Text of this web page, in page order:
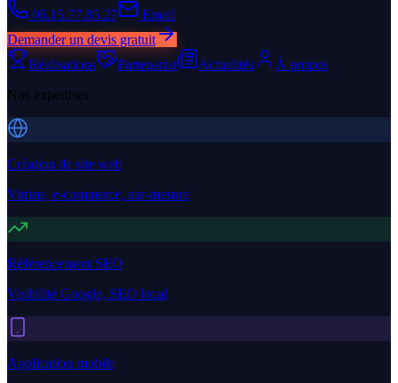
06.15.77.85.27
Email
Demander un devis gratuit
Réalisations
Partenariat Actualités
À propos
Nos expertises
Création de site web
Vitrine, e-commerce, sur-mesure
Référencement SEO
Visibilité Google, SEO local
Application mobile